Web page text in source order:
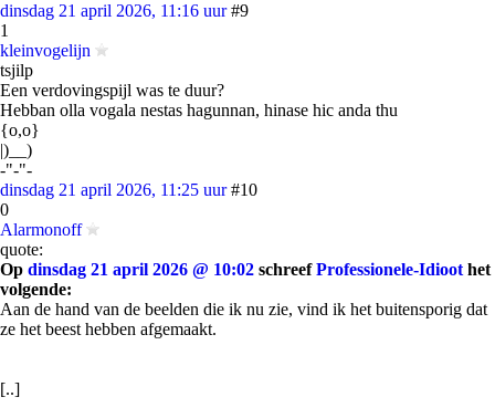
dinsdag 21 april 2026, 11:16 uur #9
1
kleinvogelijn
tsjilp
Een verdovingspijl was te duur?
Hebban olla vogala nestas hagunnan, hinase hic anda thu
{o,o}
|)__)
-"-"-
dinsdag 21 april 2026, 11:25 uur #10
0
Alarmonoff
quote:
Op dinsdag 21 april 2026 @ 10:02 schreefProfessionele-Idioot het
volgende:
Aan de hand van de beelden die ik nu zie, vind ik het buitensporig dat
ze het beest hebben afgemaakt.
[..]